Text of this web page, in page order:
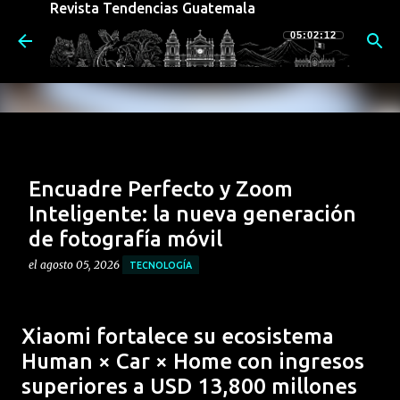
Revista Tendencias Guatemala
05:02:12
Encuadre Perfecto y Zoom
Inteligente: la nueva generación
de fotografía móvil
el agosto 05, 2026 TECNOLOGÍA
sólo destaca por sus componentes físicos, sino por la
integración de funciones inteligentes diseñadas para
aprovechar al máximo su formato plegable,
Xiaomi fortalece su ecosistema
Human × Car × Home con ingresos
superiores a USD 13,800 millones